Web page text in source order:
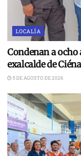
LOCALÍA
Condenan a
exalcalde de
5 DE AGOSTO DE 2026